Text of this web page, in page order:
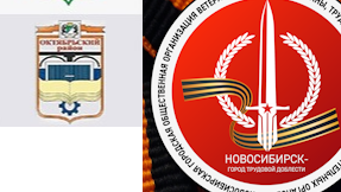
Общественная
Ветеранов-
Войны, Труда,
Службы